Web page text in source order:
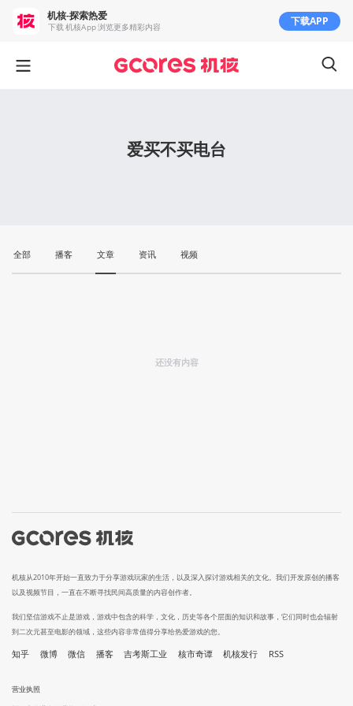
爱买不买电台
全部 播客 文章 资讯 视频
还没有内容
机核从2010年开始一直致力于分享游戏玩家的生活，以及深入探讨游戏相关的文化。我们开发原创的播客
以及视频节目，一直在不断寻找民间高质量的内容创作者。
我们坚信游戏不止是游戏，游戏中包含的科学，文化，历史等各个层面的知识和故事，它们同时也会辐射
到二次元甚至电影的领域，这些内容非常值得分享给热爱游戏的您。
知乎 微博 微信 播客 吉考斯工业 核市奇谭 机核发行 RSS
营业执照
机核-探索热爱
下载 机核App 浏览更多精彩内容 下载APP